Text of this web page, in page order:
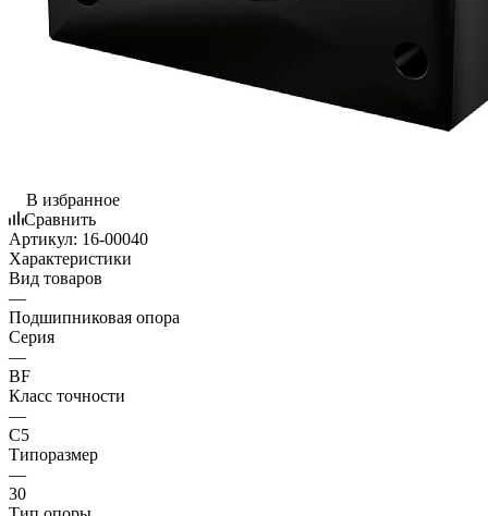
В избранное
Сравнить
Артикул: 16-00040
Характеристики
Вид товаров
—
Подшипниковая опора
Серия
—
BF
Класс точности
—
C5
Типоразмер
—
30